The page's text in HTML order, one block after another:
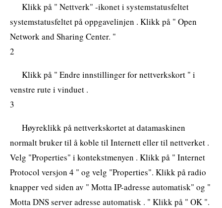
Klikk på " Nettverk" -ikonet i systemstatusfeltet
systemstatusfeltet på oppgavelinjen . Klikk på " Open
Network and Sharing Center. "
2
Klikk på " Endre innstillinger for nettverkskort " i
venstre rute i vinduet .
3
Høyreklikk på nettverkskortet at datamaskinen
normalt bruker til å koble til Internett eller til nettverket .
Velg "Properties" i kontekstmenyen . Klikk på " Internet
Protocol versjon 4 " og velg "Properties". Klikk på radio
knapper ved siden av " Motta IP-adresse automatisk" og "
Motta DNS server adresse automatisk . " Klikk på " OK ".